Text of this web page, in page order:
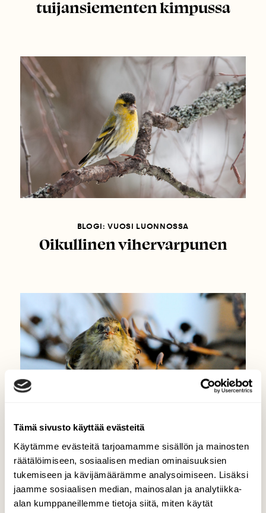
Tämä sivusto käyttää evästeitä
Käytämme evästeitä tarjoamamme sisällön ja mainosten
räätälöimiseen, sosiaalisen median ominaisuuksien
tukemiseen ja kävijämäärämme analysoimiseen. Lisäksi
jaamme sosiaalisen median, mainosalan ja analytiikka-
alan kumppaneillemme tietoja siitä, miten käytät
tuijansiementen kimpussa
BLOGI: VUOSI LUONNOSSA
Oikullinen vihervarpunen
LINNUT
Linturetkellä: Oikullinen
vihervarpunen